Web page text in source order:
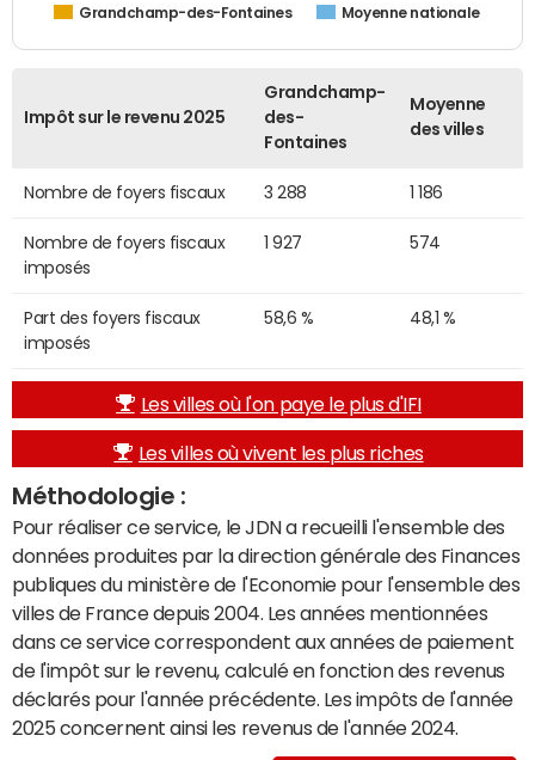
Grandchamp-des-Fontaines Moyenne nationale
Impôt sur le revenu 2025
Grandchamp-
des-
Fontaines
Moyenne
des villes
Nombre de foyers fiscaux 3 288 1 186
Nombre de foyers fiscaux
imposés
1 927 574
Part des foyers fiscaux
imposés
58,6 % 48,1 %
Les villes où l'on paye le plus d'IFI
Les villes où vivent les plus riches
Méthodologie :
Pour réaliser ce service, le JDN a recueilli l'ensemble des
données produites par la direction générale des Finances
publiques du ministère de l'Economie pour l'ensemble des
villes de France depuis 2004. Les années mentionnées
dans ce service correspondent aux années de paiement
de l'impôt sur le revenu, calculé en fonction des revenus
déclarés pour l'année précédente. Les impôts de l'année
2025 concernent ainsi les revenus de l'année 2024.